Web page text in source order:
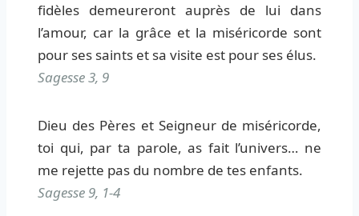
fidèles demeureront auprès de lui dans
l’amour, car la grâce et la miséricorde sont
pour ses saints et sa visite est pour ses élus.
Sagesse 3, 9
Dieu des Pères et Seigneur de miséricorde,
toi qui, par ta parole, as fait l’univers… ne
me rejette pas du nombre de tes enfants.
Sagesse 9, 1-4